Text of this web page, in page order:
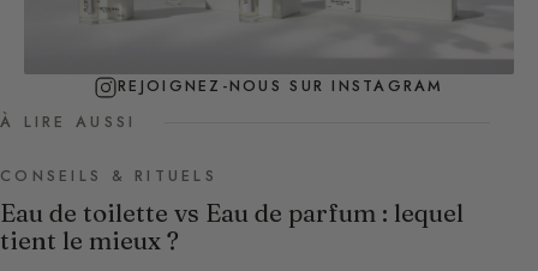
REJOIGNEZ-NOUS SUR INSTAGRAM
À LIRE AUSSI
CONSEILS & RITUELS
Eau de toilette vs Eau de parfum : lequel
tient le mieux ?